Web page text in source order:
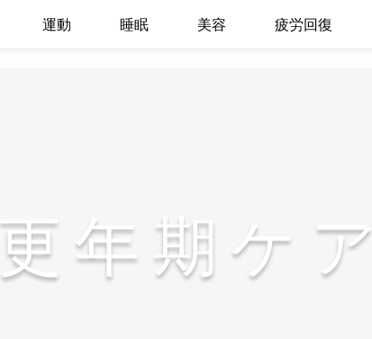
運動 睡眠 美容 疲労回復
更年期ケア